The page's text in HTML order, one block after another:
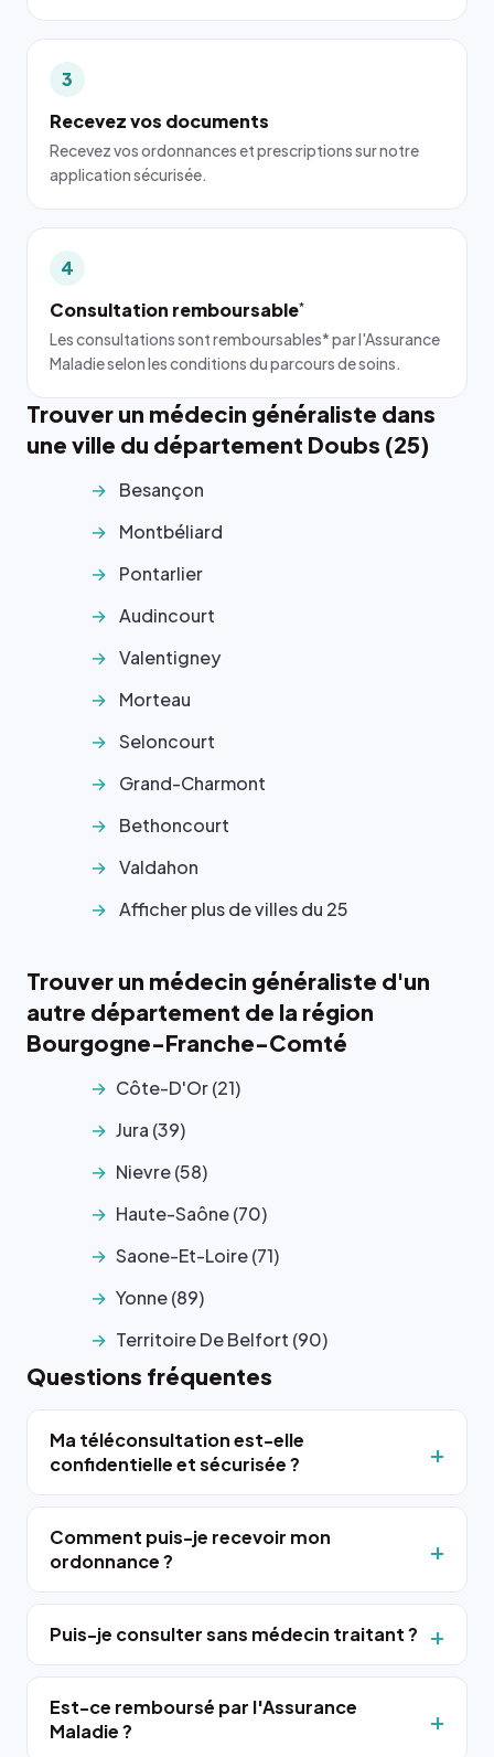
3
Recevez vos documents
Recevez vos ordonnances et prescriptions sur notre
application sécurisée.
4
Consultation remboursable*
Les consultations sont remboursables* par l'Assurance
Maladie selon les conditions du parcours de soins.
Trouver un médecin généraliste dans
une ville du département Doubs (25)
Besançon
Montbéliard
Pontarlier
Audincourt
Valentigney
Morteau
Seloncourt
Grand-Charmont
Bethoncourt
Valdahon
Afficher plus de villes du 25
Trouver un médecin généraliste d'un
autre département de la région
Bourgogne-Franche-Comté
Côte-D'Or (21)
Jura (39)
Nievre (58)
Haute-Saône (70)
Saone-Et-Loire (71)
Yonne (89)
Territoire De Belfort (90)
Questions fréquentes
Ma téléconsultation est-elle
confidentielle et sécurisée ?
Comment puis-je recevoir mon
ordonnance ?
Puis-je consulter sans médecin traitant ?
Est-ce remboursé par l'Assurance
Maladie ?